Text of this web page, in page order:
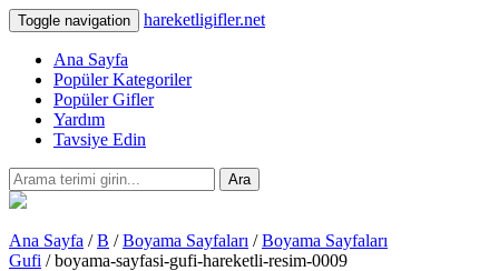
Toggle navigation hareketligifler.net
Ana Sayfa
Popüler Kategoriler
Popüler Gifler
Yardım
Tavsiye Edin
Ara
Ana Sayfa /B /Boyama Sayfaları /Boyama Sayfaları
Gufi / boyama-sayfasi-gufi-hareketli-resim-0009